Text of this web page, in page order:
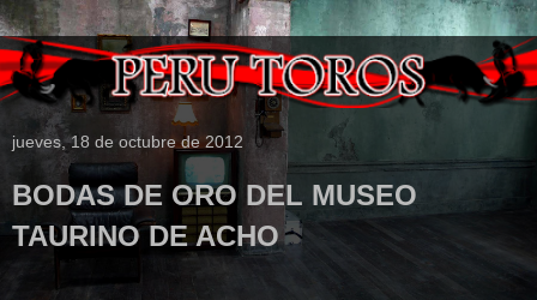
jueves, 18 de octubre de 2012
BODAS DE ORO DEL MUSEO
TAURINO DE ACHO